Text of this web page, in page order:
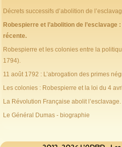
Décrets successifs d’abolition de
Robespierre et l’abolition de
récente.
Robespierre et les colonies entre la
1794).
11 août 1792 : L’abrogation des primes
Les colonies : Robespierre et la loi du 4
La Révolution Française abolit l’esclavage.
Le Général Dumas - biographie